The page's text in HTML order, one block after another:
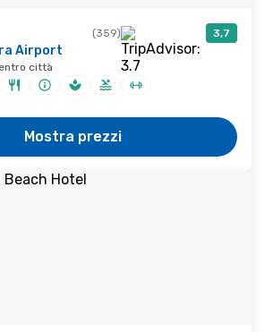
(359) 3,7
Airport
città
Mostra prezzi